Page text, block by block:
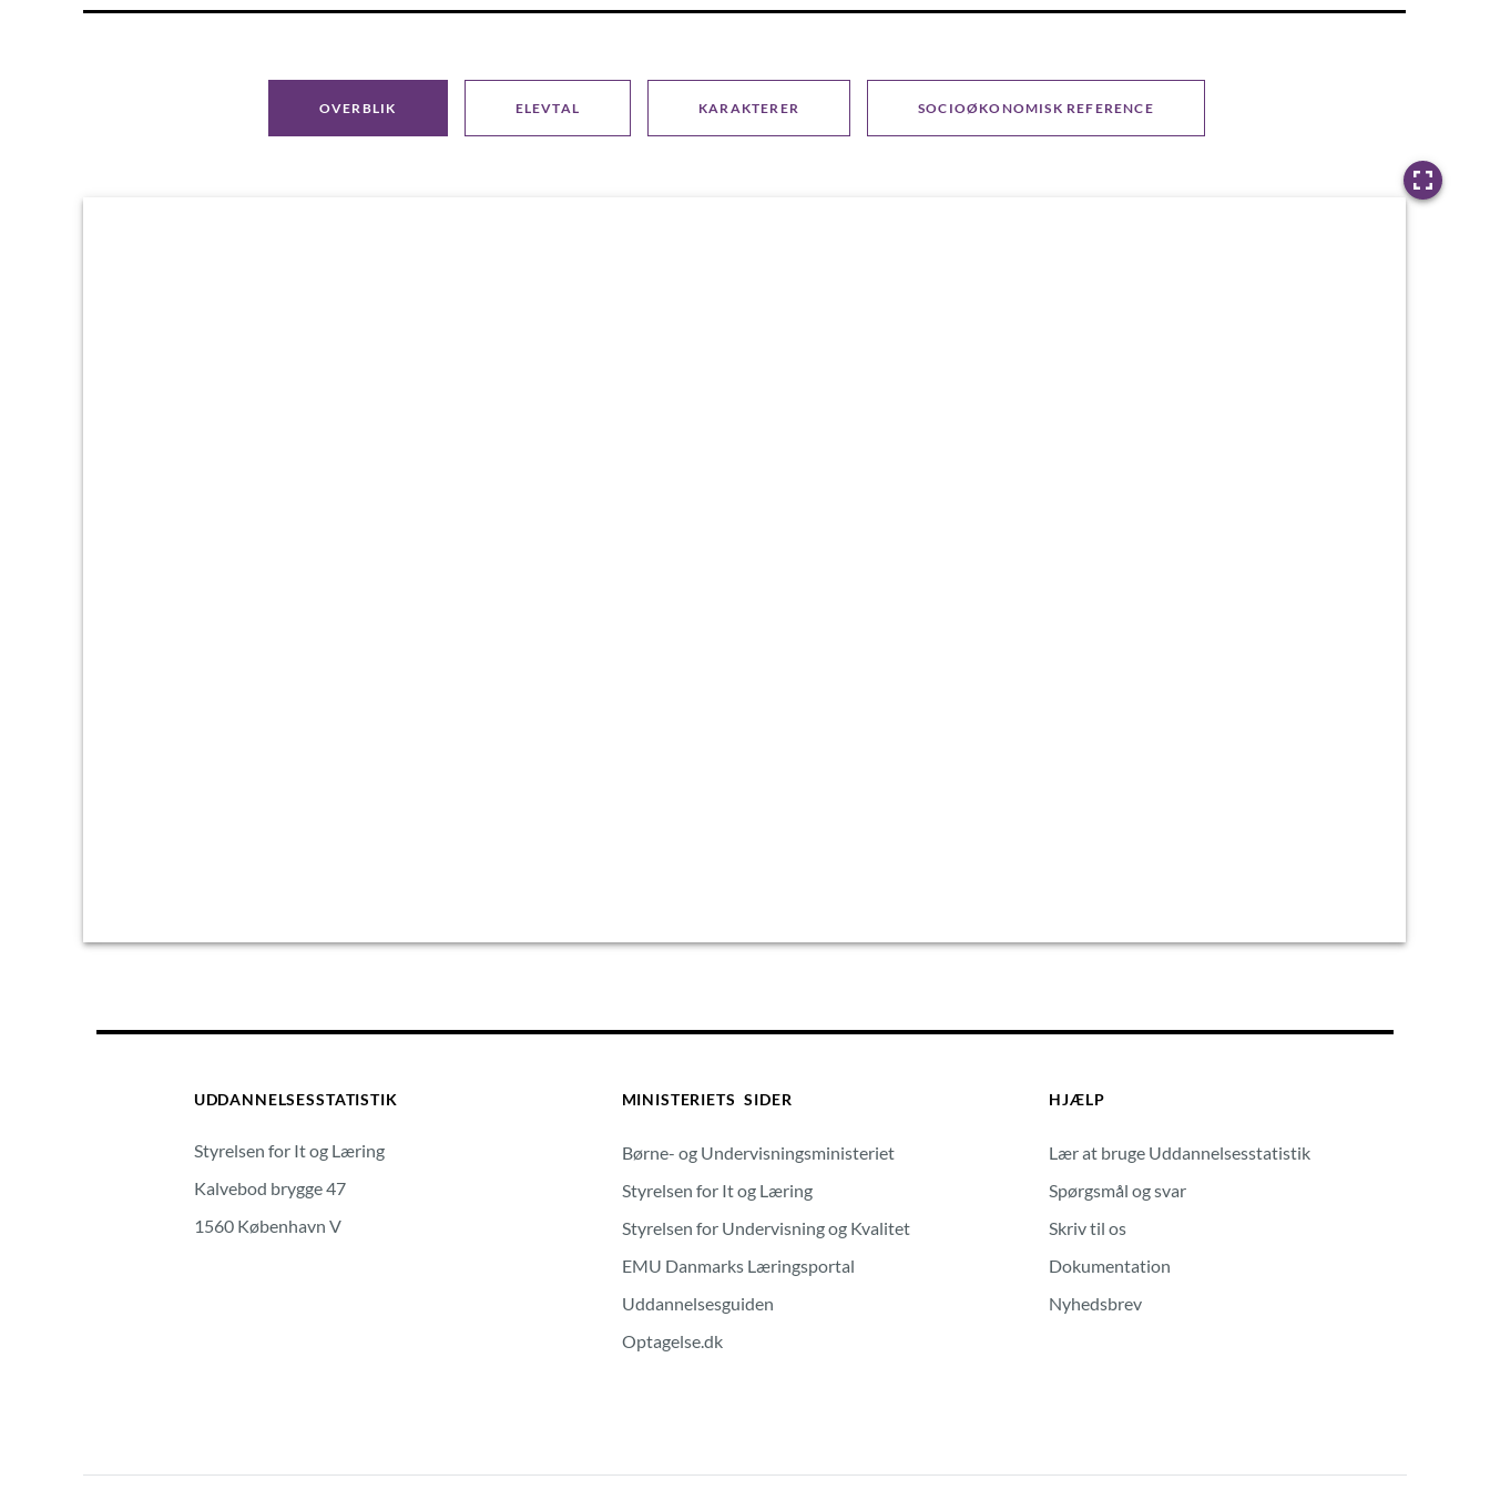
OVERBLIK ELEVTAL KARAKTERER SOCIOØKONOMISK REFERENCE
UDDANNELSESSTATISTIK
Styrelsen for It og Læring
Kalvebod brygge 47
1560 København V
MINISTERIETS SIDER
Børne- og Undervisningsministeriet
Styrelsen for It og Læring
Styrelsen for Undervisning og Kvalitet
EMU Danmarks Læringsportal
Uddannelsesguiden
Optagelse.dk
HJÆLP
Lær at bruge Uddannelsesstatistik
Spørgsmål og svar
Skriv til os
Dokumentation
Nyhedsbrev